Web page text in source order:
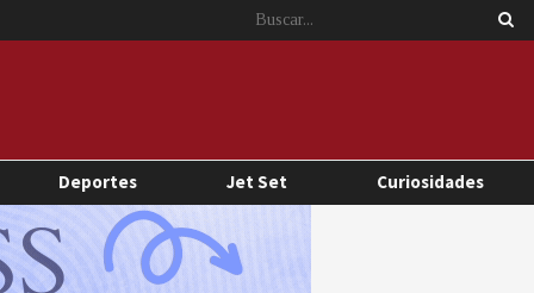
Deportes Jet Set Curiosidades